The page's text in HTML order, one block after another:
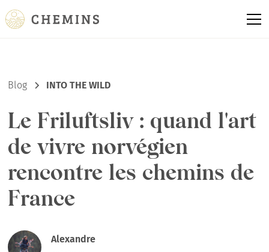
Blog INTO THE WILD
Le Friluftsliv : quand l'art
de vivre norvégien
rencontre les chemins de
France
Alexandre